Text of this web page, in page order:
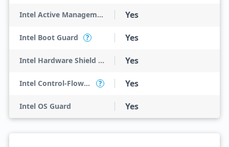
Intel Active Management Technology (AMT) Yes
Intel Boot Guard ? Yes
Intel Hardware Shield Eligibility Yes
Intel Control-Flow Enforcement Technology ? Yes
Intel OS Guard Yes